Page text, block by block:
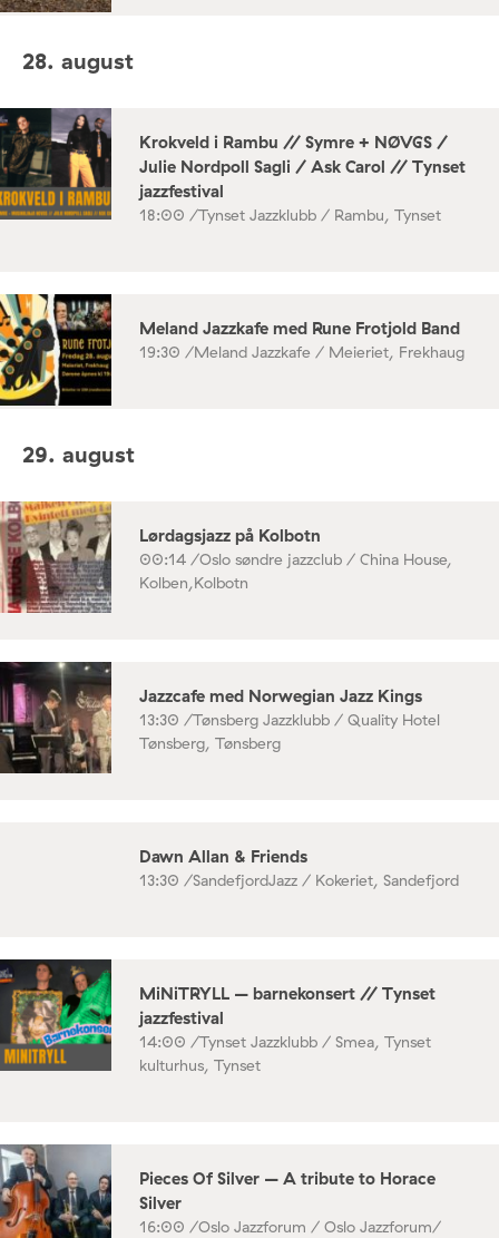
28. august
Krokveld i Rambu // Symre + NØVGS /
Julie Nordpoll Sagli / Ask Carol // Tynset
jazzfestival
18:00 /Tynset Jazzklubb / Rambu, Tynset
Meland Jazzkafe med Rune Frotjold Band
19:30 /Meland Jazzkafe / Meieriet, Frekhaug
29. august
Lørdagsjazz på Kolbotn
00:14 /Oslo søndre jazzclub / China House,
Kolben,Kolbotn
Jazzcafe med Norwegian Jazz Kings
13:30 /Tønsberg Jazzklubb / Quality Hotel
Tønsberg, Tønsberg
Dawn Allan & Friends
13:30 /SandefjordJazz / Kokeriet, Sandefjord
MiNiTRYLL – barnekonsert // Tynset
jazzfestival
14:00 /Tynset Jazzklubb / Smea, Tynset
kulturhus, Tynset
Pieces Of Silver – A tribute to Horace
Silver
16:00 /Oslo Jazzforum / Oslo Jazzforum/